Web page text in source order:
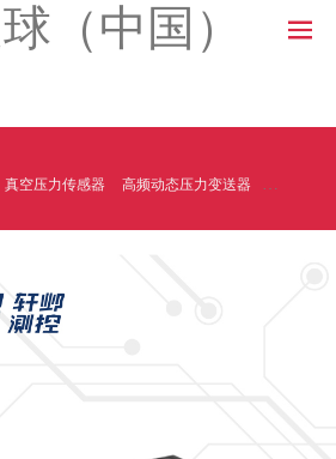
（中国）
真空压力传感器 高频动态压力变送器 温压一体